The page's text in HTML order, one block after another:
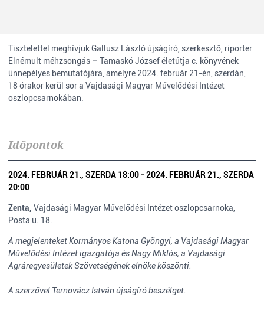
Tisztelettel meghívjuk Gallusz László újságíró, szerkesztő, riporter
Elnémult méhzsongás – Tamaskó József életútja c. könyvének
ünnepélyes bemutatójára, amelyre 2024. február 21-én, szerdán,
18 órakor kerül sor a Vajdasági Magyar Művelődési Intézet
oszlopcsarnokában.
Időpontok
2024. FEBRUÁR 21., SZERDA 18:00 - 2024. FEBRUÁR 21., SZERDA
20:00
Zenta, Vajdasági Magyar Művelődési Intézet oszlopcsarnoka,
Posta u. 18.
A megjelenteket Kormányos Katona Gyöngyi, a Vajdasági Magyar
Művelődési Intézet igazgatója és Nagy Miklós, a Vajdasági
Agráregyesületek Szövetségének elnöke köszönti.
A szerzővel Ternovácz István újságíró beszélget.